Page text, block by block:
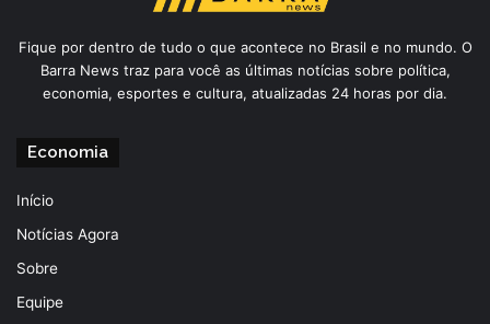
Fique por dentro de tudo o que acontece no Brasil e no mundo. O
Barra News traz para você as últimas notícias sobre política,
economia, esportes e cultura, atualizadas 24 horas por dia.
Economia
Início
Notícias Agora
Sobre
Equipe